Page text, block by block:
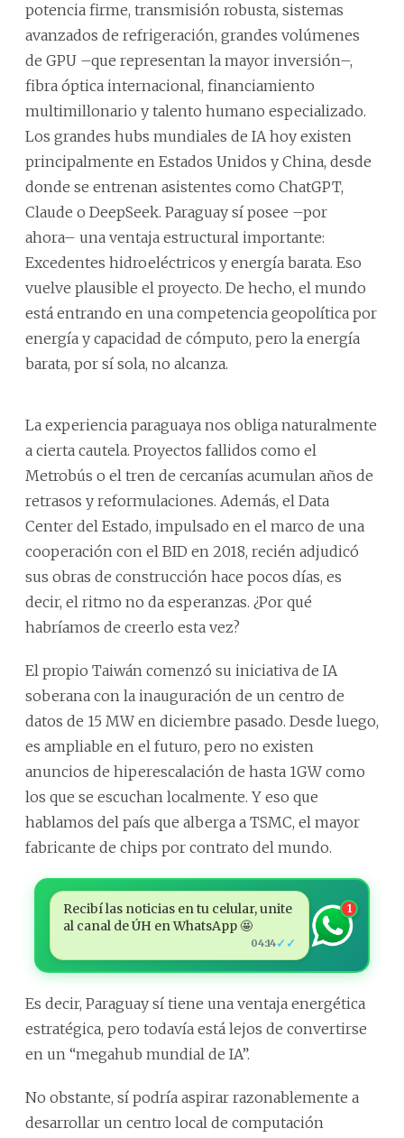
potencia firme, transmisión robusta, sistemas
avanzados de refrigeración, grandes volúmenes
de GPU –que representan la mayor inversión–,
fibra óptica internacional, financiamiento
multimillonario y talento humano especializado.
Los grandes hubs mundiales de IA hoy existen
principalmente en Estados Unidos y China, desde
donde se entrenan asistentes como ChatGPT,
Claude o DeepSeek. Paraguay sí posee –por
ahora– una ventaja estructural importante:
Excedentes hidroeléctricos y energía barata. Eso
vuelve plausible el proyecto. De hecho, el mundo
está entrando en una competencia geopolítica por
energía y capacidad de cómputo, pero la energía
barata, por sí sola, no alcanza.
La experiencia paraguaya nos obliga naturalmente
a cierta cautela. Proyectos fallidos como el
Metrobús o el tren de cercanías acumulan años de
retrasos y reformulaciones. Además, el Data
Center del Estado, impulsado en el marco de una
cooperación con el BID en 2018, recién adjudicó
sus obras de construcción hace pocos días, es
decir, el ritmo no da esperanzas. ¿Por qué
habríamos de creerlo esta vez?
El propio Taiwán comenzó su iniciativa de IA
soberana con la inauguración de un centro de
datos de 15 MW en diciembre pasado. Desde luego,
es ampliable en el futuro, pero no existen
anuncios de hiperescalación de hasta 1GW como
los que se escuchan localmente. Y eso que
hablamos del país que alberga a TSMC, el mayor
fabricante de chips por contrato del mundo.
Recibí las noticias en tu celular, unite
al canal de ÚH en WhatsApp 🤩
04:14✓✓
1
Es decir, Paraguay sí tiene una ventaja energética
estratégica, pero todavía está lejos de convertirse
en un “megahub mundial de IA”.
No obstante, sí podría aspirar razonablemente a
desarrollar un centro local de computación